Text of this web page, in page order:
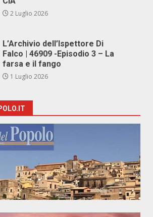
2 Luglio 2026
L’Archivio dell’Ispettore Di
Falco | 46909 -Episodio 3 – La
farsa e il fango
1 Luglio 2026